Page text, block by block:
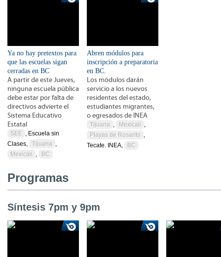
Ya no hay pretextos para
que las escuelas sigan
cerradas en BC
A partir de este Jueves,
ninguna escuela pública
debe estar por falta de
directivos advierte el
Sistema Educativo
Estatal
SEE , Escuela sin
Clases,
Tijuana ,
Mexicali , BC
Abren módulos para
inscripción a preparatoria
en BC.
Los módulos darán
servicio a los nuevos
residentes del estado,
estudiantes migrantes,
o egresados de INEA
Tijuana , Mexicali ,
Playas de Rosarito ,
Tecate. INEA,
BC
Programas
Síntesis 7pm y 9pm